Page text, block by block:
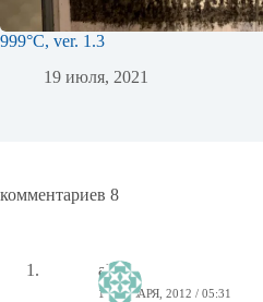
999°C, ver. 1.3
19 июля, 2021
комментариев 8
alnite
13 ЯНВАРЯ, 2012 / 05:31